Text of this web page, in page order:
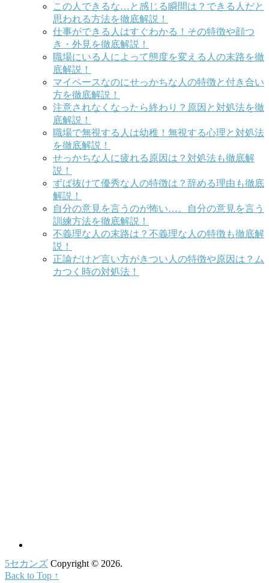
この人できるな…と感じる瞬間は？できる人だと
思われる方法を徹底解説！
仕事ができる人はすぐわかる！その特徴や顔つ
き・外見を徹底解説！
職場にいる人によって態度を変える人の末路を徹
底解説！
マイペースなのにせっかちな人の特徴と付き合い
方を徹底解説！
注意されなくなったら終わり？原因と対処法を徹
底解説！
職場で無視する人は幼稚！無視する心理と対処法
を徹底解説！
せっかちな人に疲れる原因は？対処法も徹底解
説！
ずば抜けて優秀な人の特徴は？辞める理由も徹底
解説！
自分の意見を言うのが怖い…。自分の意見を言う
訓練方法を徹底解説！
不義理な人の末路は？不義理な人の特徴も徹底解
説！
正論だけど言い方がきつい人の特徴や原因は？ム
カつく時の対処法！
5セカンズ Copyright © 2026.
Back to Top ↑